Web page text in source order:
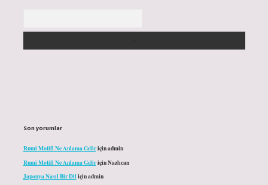
Son yorumlar
Rumi Motifi Ne Anlama Geliriçinadmin
Rumi Motifi Ne Anlama GeliriçinNazlıcan
Japonya Nasıl Bir Diliçinadmin